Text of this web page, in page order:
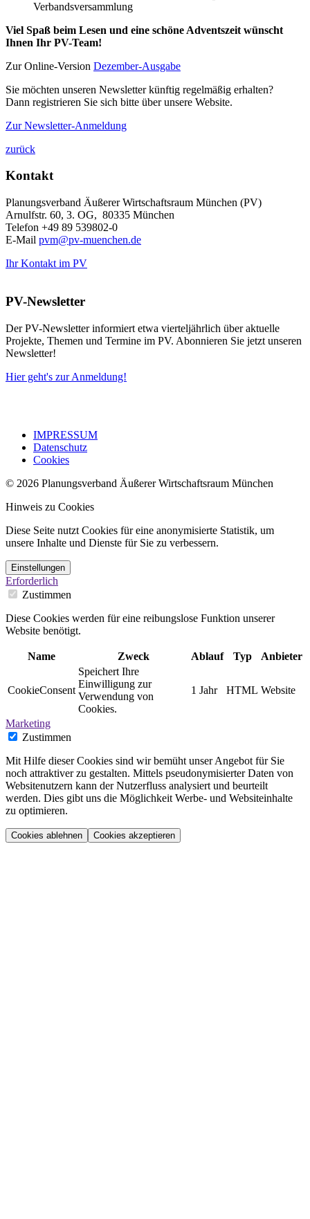
Verbandsversammlung
Viel Spaß beim Lesen und eine schöne Adventszeit wünscht
Ihnen Ihr PV-Team!
Zur Online-Version Dezember-Ausgabe
Sie möchten unseren Newsletter künftig regelmäßig erhalten?
Dann registrieren Sie sich bitte über unsere Website.
Zur Newsletter-Anmeldung
zurück
Kontakt
Planungsverband Äußerer Wirtschaftsraum München (PV)
Arnulfstr. 60, 3. OG, 80335 München
Telefon +49 89 539802-0
E-Mail pvm@pv-muenchen.de
Ihr Kontakt im PV
PV-Newsletter
Der PV-Newsletter informiert etwa vierteljährlich über aktuelle
Projekte, Themen und Termine im PV. Abonnieren Sie jetzt unseren
Newsletter!
Hier geht's zur Anmeldung!
IMPRESSUM
Datenschutz
Cookies
© 2026 Planungsverband Äußerer Wirtschaftsraum München
Hinweis zu Cookies
Diese Seite nutzt Cookies für eine anonymisierte Statistik, um
unsere Inhalte und Dienste für Sie zu verbessern.
Einstellungen
Erforderlich
Zustimmen
Diese Cookies werden für eine reibungslose Funktion unserer
Website benötigt.
Name Zweck Ablauf Typ Anbieter
CookieConsent
Speichert Ihre
Einwilligung zur
Verwendung von
Cookies.
1 Jahr HTML Website
Marketing
Zustimmen
Mit Hilfe dieser Cookies sind wir bemüht unser Angebot für Sie
noch attraktiver zu gestalten. Mittels pseudonymisierter Daten von
Websitenutzern kann der Nutzerfluss analysiert und beurteilt
werden. Dies gibt uns die Möglichkeit Werbe- und Websiteinhalte
zu optimieren.
Cookies ablehnen Cookies akzeptieren